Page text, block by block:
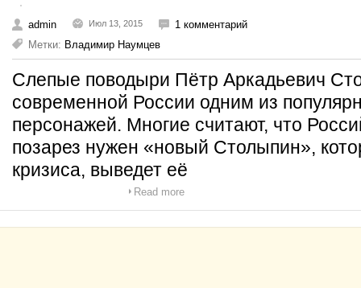
admin Июл 13, 2015
1 комментарий
Метки: Владимир Наумцев
Слепые поводыри Пётр Аркадьевич
современной России одним из
персонажей. Многие считают, что
позарез нужен «новый Столыпин»,
кризиса, выведет её
Read more